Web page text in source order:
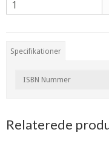
Specifikationer
ISBN Nummer
Relaterede